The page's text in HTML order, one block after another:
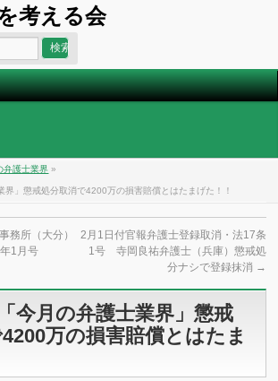
考える会
弁護士業界 »
」懲戒処分取消で4200万の損害賠償とはたまげた！！
務所（大分）
1月号
2月1日付官報弁護士登録取消・法17条
1号 寺岡良祐弁護士（兵庫）懲戒処
分ナシで登録抹消 →
今月の弁護士業界」懲戒
万の損害賠償とはたま